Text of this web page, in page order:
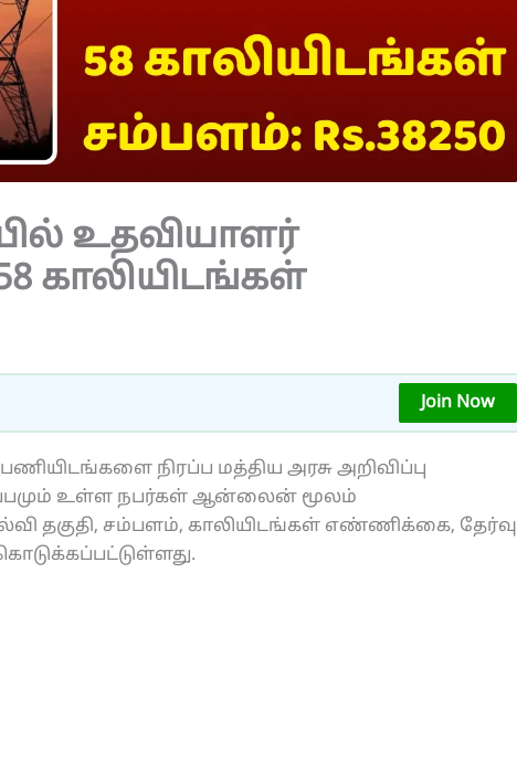
உதவியாளர்
காலியிடங்கள்
Join Now
பணியிடங்களை நிரப்ப மத்திய அரசு அறிவிப்பு
உள்ள நபர்கள் ஆன்லைன் மூலம்
தகுதி, சம்பளம், காலியிடங்கள் எண்ணிக்கை, தேர்வு